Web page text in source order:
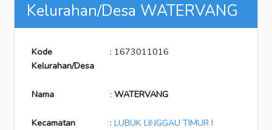
Kelurahan/Desa WATERVANG
Kode
Kelurahan/Desa
: 1673011016
Nama : WATERVANG
Kecamatan : LUBUK LINGGAU TIMUR I